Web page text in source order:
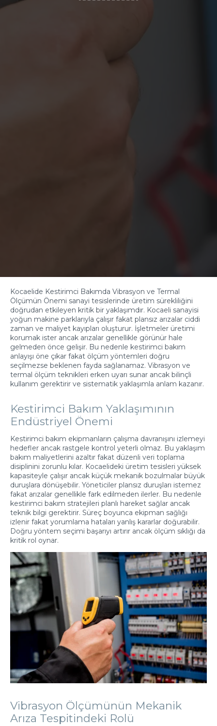
Kocaelide Kestirimci Bakımda Vibrasyon ve Termal
Ölçümün Önemi sanayi tesislerinde üretim sürekliliğini
doğrudan etkileyen kritik bir yaklaşımdır. Kocaeli sanayisi
yoğun makine parklarıyla çalışır fakat plansız arızalar ciddi
zaman ve maliyet kayıpları oluşturur. İşletmeler üretimi
korumak ister ancak arızalar genellikle görünür hale
gelmeden önce gelişir. Bu nedenle kestirimci bakım
anlayışı öne çıkar fakat ölçüm yöntemleri doğru
seçilmezse beklenen fayda sağlanamaz. Vibrasyon ve
termal ölçüm teknikleri erken uyarı sunar ancak bilinçli
kullanım gerektirir ve sistematik yaklaşımla anlam kazanır.
Kestirimci Bakım Yaklaşımının
Endüstriyel Önemi
Kestirimci bakım ekipmanların çalışma davranışını izlemeyi
hedefler ancak rastgele kontrol yeterli olmaz. Bu yaklaşım
bakım maliyetlerini azaltır fakat düzenli veri toplama
disiplinini zorunlu kılar. Kocaelideki üretim tesisleri yüksek
kapasiteyle çalışır ancak küçük mekanik bozulmalar büyük
duruşlara dönüşebilir. Yöneticiler plansız duruşları istemez
fakat arızalar genellikle fark edilmeden ilerler. Bu nedenle
kestirimci bakım stratejileri planlı hareket sağlar ancak
teknik bilgi gerektirir. Süreç boyunca ekipman sağlığı
izlenir fakat yorumlama hataları yanlış kararlar doğurabilir.
Doğru yöntem seçimi başarıyı artırır ancak ölçüm sıklığı da
kritik rol oynar.
Vibrasyon Ölçümünün Mekanik
Arıza Tespitindeki Rolü